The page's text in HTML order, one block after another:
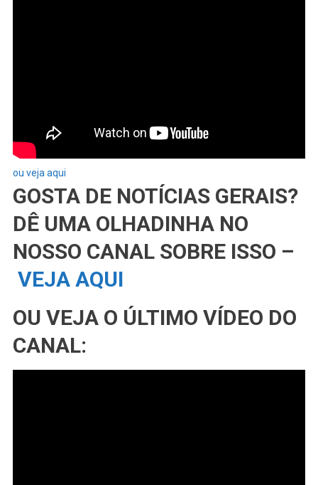
ou veja aqui
GOSTA DE NOTÍCIAS GERAIS?
DÊ UMA OLHADINHA NO
NOSSO CANAL SOBRE ISSO –
VEJA AQUI
OU VEJA O ÚLTIMO VÍDEO DO
CANAL: